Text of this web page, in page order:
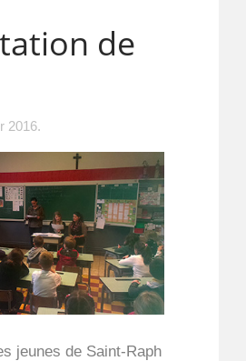
de
2016.
jeunes de Saint-Raph